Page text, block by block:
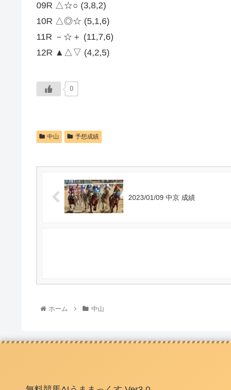
09R △☆○ (3,8,2)
10R △◎☆ (5,1,6)
11R －☆＋ (11,7,6)
12R ▲△▽ (4,2,5)
0
中山 予想成績
2023/01/09 中京 成績
ホーム 中山